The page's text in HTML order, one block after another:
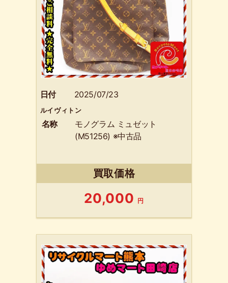
日付 2025/07/23
ルイヴィトン
名称
モノグラム ミュゼット
(M51256) ※中古品
買取価格
20,000 円